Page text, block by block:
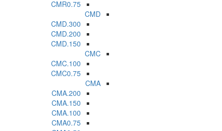
CMR0.75
CMD
CMD.300
CMD.200
CMD.150
CMC
CMC.100
CMC0.75
CMA
CMA.200
CMA.150
CMA.100
CMA0.75